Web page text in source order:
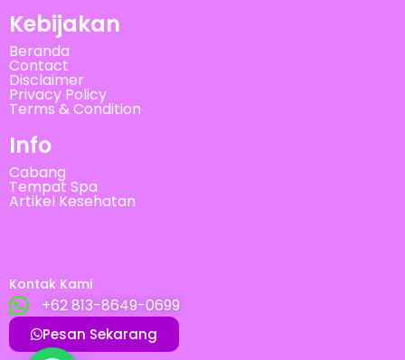
Kebijakan
Beranda
Contact
Disclaimer
Privacy Policy
Terms & Condition
Info
Cabang
Tempat Spa
Artikel Kesehatan
Kontak Kami
+62 813-8649-0699
Pesan Sekarang